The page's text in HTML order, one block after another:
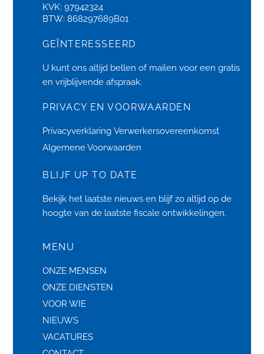
KVK: 97942324
BTW: 868297689B01
GEÏNTERESSEERD
U kunt ons altijd bellen of mailen voor een gratis
en vrijblijvende afspraak.
PRIVACY EN VOORWAARDEN
Privacyverklaring Verwerkersovereenkomst
Algemene Voorwaarden
BLIJF UP TO DATE
Bekijk het laatste nieuws en blijf zo altijd op de
hoogte van de laatste fiscale ontwikkelingen.
MENU
ONZE MENSEN
ONZE DIENSTEN
VOOR WIE
NIEUWS
VACATURES